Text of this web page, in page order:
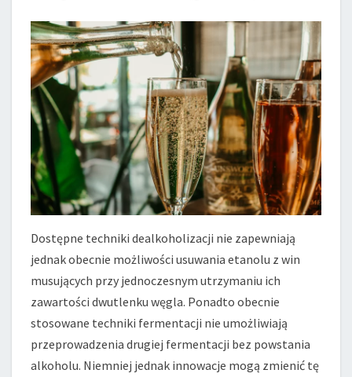
Dostępne techniki dealkoholizacji nie zapewniają
jednak obecnie możliwości usuwania etanolu z win
musujących przy jednoczesnym utrzymaniu ich
zawartości dwutlenku węgla. Ponadto obecnie
stosowane techniki fermentacji nie umożliwiają
przeprowadzenia drugiej fermentacji bez powstania
alkoholu. Niemniej jednak innowacje mogą zmienić tę